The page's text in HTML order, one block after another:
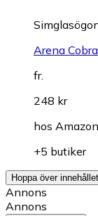
Arena
fr.
248 kr
hos
+5 butiker
Hoppa över innehållet
Annons
Annons